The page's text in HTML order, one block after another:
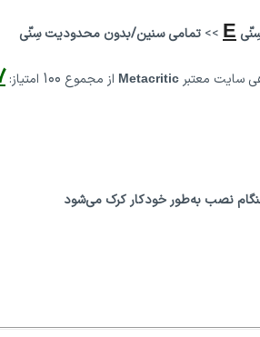
E
>>تمامی سنین/بدون محدودیت سِنّی
سایت معتبرMetacriticاز مجموع ۱۰۰امتیاز:
نصب به‌طور خودکار کرک می‌شود